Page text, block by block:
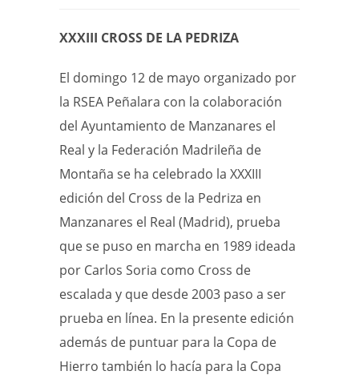
XXXIII CROSS DE LA PEDRIZA
El domingo 12 de mayo organizado por
la RSEA Peñalara con la colaboración
del Ayuntamiento de Manzanares el
Real y la Federación Madrileña de
Montaña se ha celebrado la XXXIII
edición del Cross de la Pedriza en
Manzanares el Real (Madrid), prueba
que se puso en marcha en 1989 ideada
por Carlos Soria como Cross de
escalada y que desde 2003 paso a ser
prueba en línea. En la presente edición
además de puntuar para la Copa de
Hierro también lo hacía para la Copa